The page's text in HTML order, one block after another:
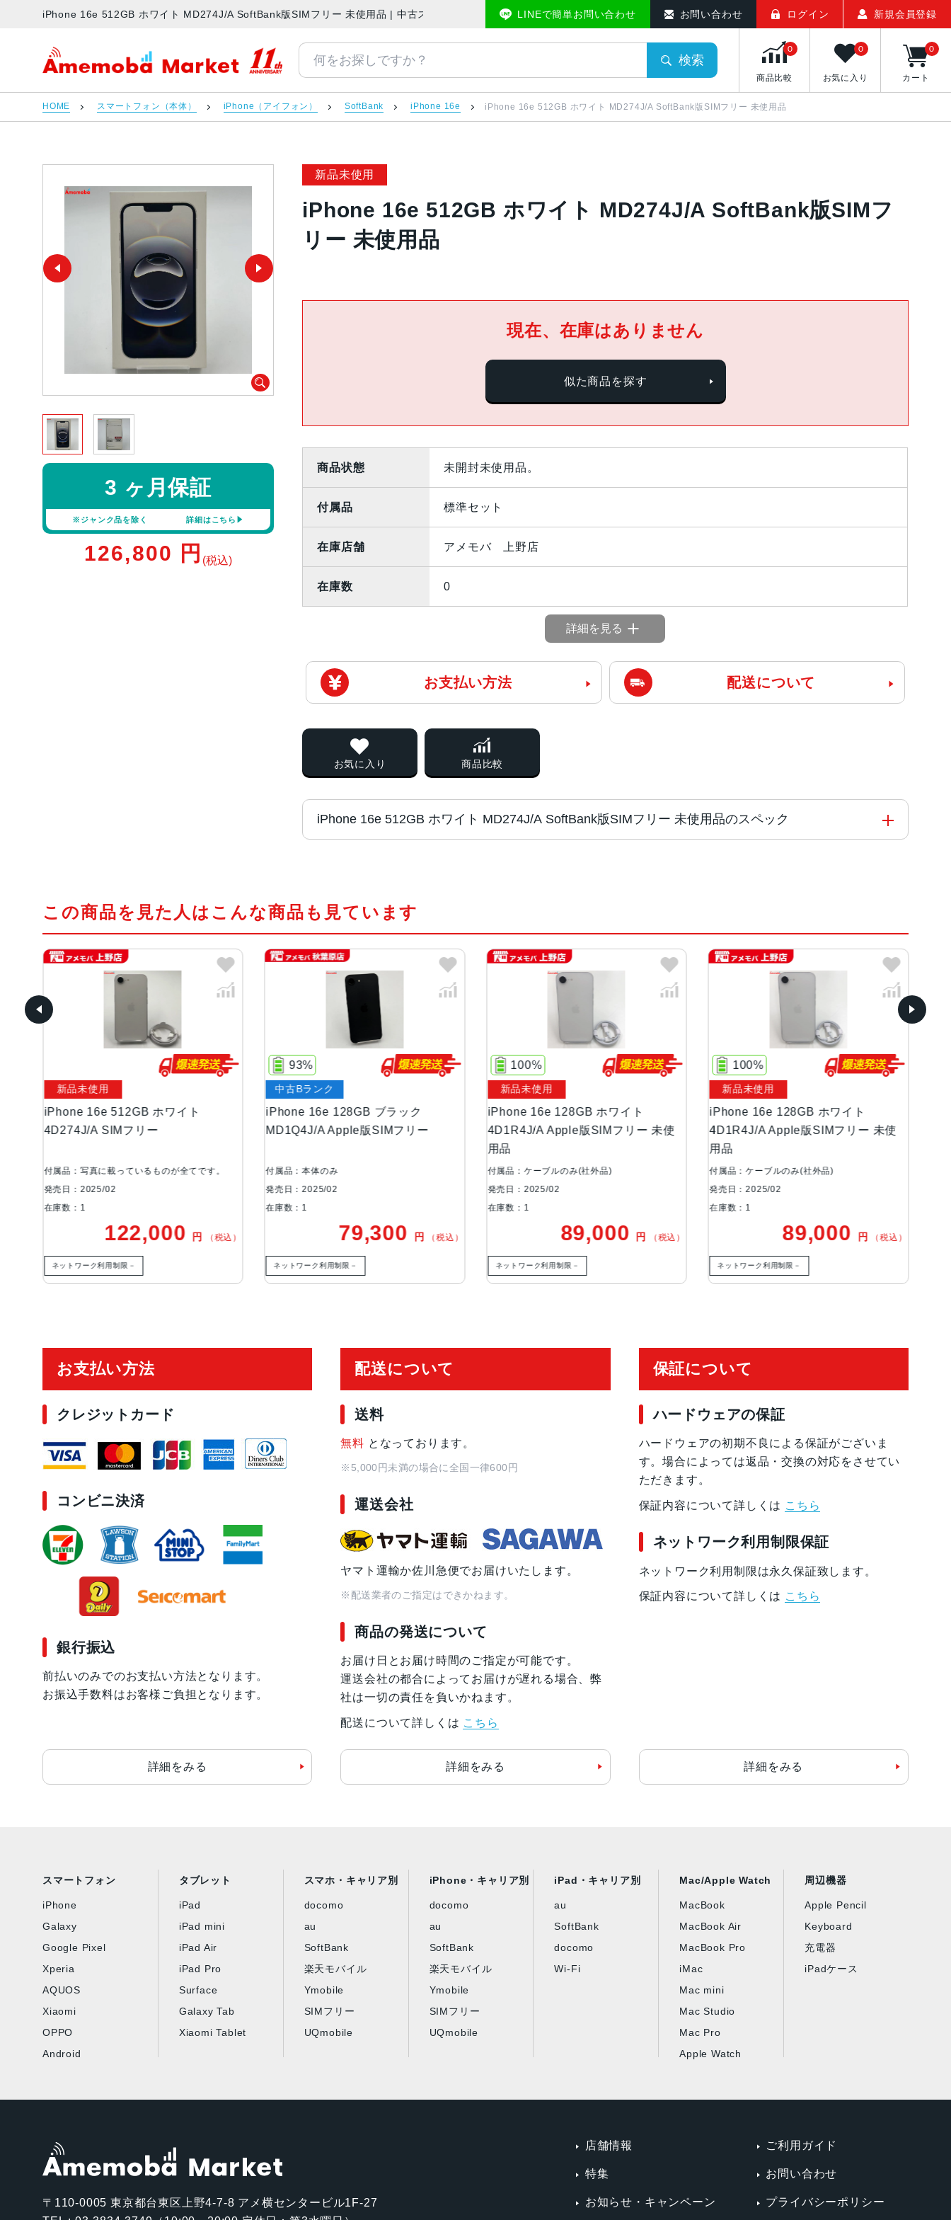
iPhone 16e 512GB ホワイト MD274J/A SoftBank版SIMフリー 未使用品 | 中古スマホ販売のアメモバマーケットLINEで簡単お問い合わせ お問い合わせ ログイン 新規会員登録
アメモバマーケット
検索
商品比較
0
お気に入り
0
カート
0
HOME スマートフォン（本体） iPhone（アイフォン） SoftBank iPhone 16e iPhone 16e 512GB ホワイト MD274J/A SoftBank版SIMフリー 未使用品
新品未使用
iPhone 16e 512GB ホワイト MD274J/A SoftBank版SIMフ
リー 未使用品
3 ヶ月保証
※ジャンク品を除く 詳細はこちら
126,800 円 (税込)
現在、在庫はありません
似た商品を探す
商品状態 未開封未使用品。
付属品 標準セット
在庫店舗 アメモバ 上野店
在庫数 0
詳細を見る
お支払い方法 配送について
お気に入り 商品比較
iPhone 16e 512GB ホワイト MD274J/A SoftBank版SIMフリー 未使用品のスペック
液晶 6.1インチ(Super Retina XDRディスプレイ)
サイズ・重さ
カラー ブラック、ホワイト
容量
シングルカメラ
4800万画素
生体認証
この商品を見た人はこんな商品も見ています
iPhone 16e 512GB ホワイト
4D274J/A SIMフリー
新品未使用
付属品：写真に載っているものが全てです。
発売日：2025/02
122,000円 （税込）
ネットワーク利用制限－
iPhone 16e 128GB ブラック
MD1Q4J/A Apple版SIMフリー
中古Bランク
付属品：本体のみ
発売日：2025/02
79,300円 （税込）
ネットワーク利用制限－
iPhone 16e 128GB ホワイト
4D1R4J/A Apple版SIMフリー 未使
100%
新品未使用
付属品：ケーブルのみ(社外品)
発売日：2025/02
89,000円 （税込）
ネットワーク利用制限－
iPhone 16e 128GB ホワイト
4D1R4J/A Apple版SIMフリー 未使
100%
新品未使用
付属品：ケーブルのみ(社外品)
発売日：2025/02
89,000円 （税込）
ネットワーク利用制限－
4D1R4J/A
お支払い方法
クレジットカード
コンビニ決済
銀行振込
前払いのみでのお支払い方法となります。
お振込手数料はお客様ご負担となります。
詳細をみる
配送について
送料
無料 となっております。
※5,000円未満の場合に全国一律600円
運送会社
ヤマト運輸か佐川急便でお届けいたします。
※配送業者のご指定はできかねます。
商品の発送について
お届け日とお届け時間のご指定が可能です。
運送会社の都合によってお届けが遅れる場合、弊
社は一切の責任を負いかねます。
配送について詳しくは こちら
詳細をみる
保証について
ハードウェアの保証
ハードウェアの初期不良による保証がございま
す。場合によっては返品・交換の対応をさせてい
ただきます。
保証内容について詳しくは こちら
ネットワーク利用制限保証
ネットワーク利用制限は永久保証致します。
保証内容について詳しくは こちら
詳細をみる
スマートフォン
iPhone
Galaxy
Google Pixel
Xperia
AQUOS
Xiaomi
OPPO
Android
タブレット
iPad
iPad mini
iPad Air
iPad Pro
Surface
Galaxy Tab
Xiaomi Tablet
スマホ・キャリア別
docomo
au
SoftBank
楽天モバイル
Ymobile
SIMフリー
UQmobile
iPhone・キャリア別
docomo
au
SoftBank
楽天モバイル
Ymobile
SIMフリー
UQmobile
iPad・キャリア別
au
SoftBank
docomo
Wi-Fi
Mac/Apple Watch
MacBook
MacBook Air
MacBook Pro
iMac
Mac mini
Mac Studio
Mac Pro
Apple Watch
周辺機器
Apple Pencil
Keyboard
充電器
iPadケース
〒110-0005 東京都台東区上野4-7-8 アメ横センタービル1F-27
店舗情報
特集
お知らせ・キャンペーン
ご利用ガイド
お問い合わせ
プライバシーポリシー